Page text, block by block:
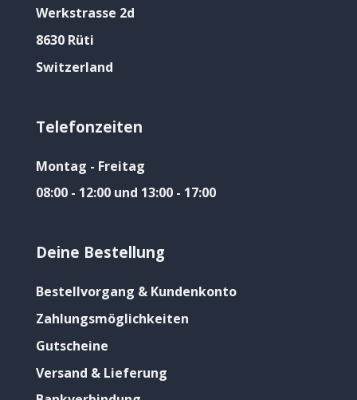
Werkstrasse 2d
8630 Rüti
Switzerland
Telefonzeiten
Montag - Freitag
08:00 - 12:00 und 13:00 - 17:00
Deine Bestellung
Bestellvorgang & Kundenkonto
Zahlungsmöglichkeiten
Gutscheine
Versand & Lieferung